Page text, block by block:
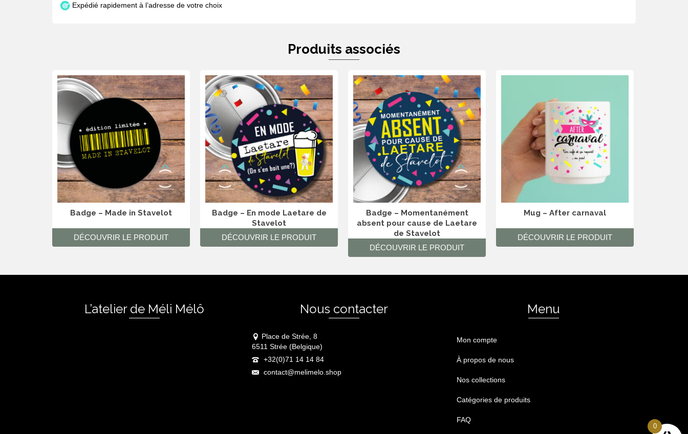
Expédié rapidement à l’adresse de votre choix
Produits associés
Badge – Made in Stavelot
DÉCOUVRIR LE PRODUIT
Badge – En mode Laetare de
Stavelot
DÉCOUVRIR LE PRODUIT
Badge – Momentanément
absent pour cause de Laetare
de Stavelot
DÉCOUVRIR LE PRODUIT
Mug – After carnaval
DÉCOUVRIR LE PRODUIT
L’atelier de Méli Mélô Nous contacter
Place de Strée, 8
6511 Strée (Belgique)
+32(0)71 14 14 84
contact@melimelo.shop
Menu
Mon compte
À propos de nous
Nos collections
Catégories de produits
FAQ
0